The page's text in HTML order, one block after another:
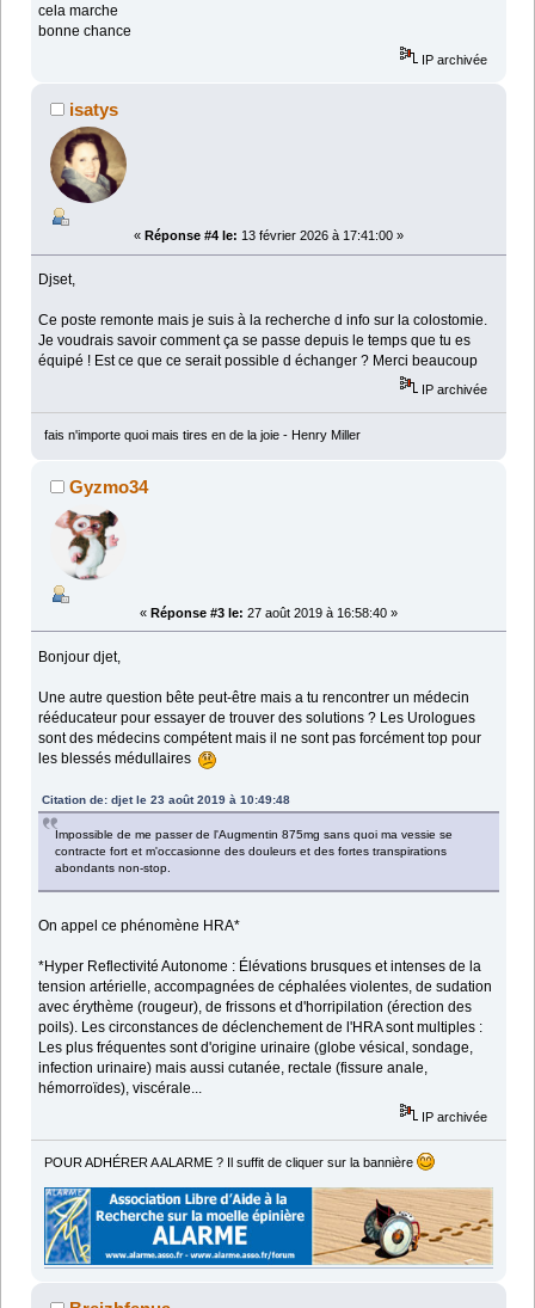
cela marche
bonne chance
IP archivée
isatys
« Réponse #4 le: 13 février 2026 à 17:41:00 »
Djset,
Ce poste remonte mais je suis à la recherche d info sur la colostomie.
Je voudrais savoir comment ça se passe depuis le temps que tu es
équipé ! Est ce que ce serait possible d échanger ? Merci beaucoup
IP archivée
fais n'importe quoi mais tires en de la joie - Henry Miller
Gyzmo34
« Réponse #3 le: 27 août 2019 à 16:58:40 »
Bonjour djet,
Une autre question bête peut-être mais a tu rencontrer un médecin
rééducateur pour essayer de trouver des solutions ? Les Urologues
sont des médecins compétent mais il ne sont pas forcément top pour
les blessés médullaires
Citation de: djet le 23 août 2019 à 10:49:48
Impossible de me passer de l'Augmentin 875mg sans quoi ma vessie se
contracte fort et m'occasionne des douleurs et des fortes transpirations
abondants non-stop.
On appel ce phénomène HRA*
*Hyper Reflectivité Autonome : Élévations brusques et intenses de la
tension artérielle, accompagnées de céphalées violentes, de sudation
avec érythème (rougeur), de frissons et d'horripilation (érection des
poils). Les circonstances de déclenchement de l'HRA sont multiples :
Les plus fréquentes sont d'origine urinaire (globe vésical, sondage,
infection urinaire) mais aussi cutanée, rectale (fissure anale,
hémorroïdes), viscérale...
IP archivée
POUR ADHÉRER A ALARME ? Il suffit de cliquer sur la bannière